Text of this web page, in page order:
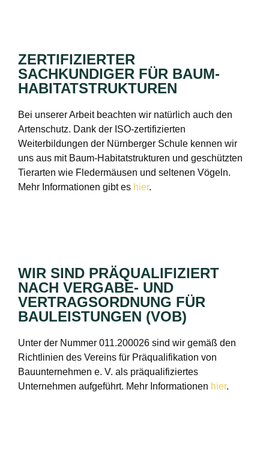
ZERTIFIZIERTER
SACHKUNDIGER FÜR BAUM-
HABITATSTRUKTUREN
Bei unserer Arbeit beachten wir natürlich auch den
Artenschutz. Dank der ISO-zertifizierten
Weiterbildungen der Nürnberger Schule kennen wir
uns aus mit Baum-Habitatstrukturen und geschützten
Tierarten wie Fledermäusen und seltenen Vögeln.
Mehr Informationen gibt es hier.
WIR SIND PRÄQUALIFIZIERT
NACH VERGABE- UND
VERTRAGSORDNUNG FÜR
BAULEISTUNGEN (VOB)
Unter der Nummer 011.200026 sind wir gemäß den
Richtlinien des Vereins für Präqualifikation von
Bauunternehmen e. V. als präqualifiziertes
Unternehmen aufgeführt. Mehr Informationen hier.